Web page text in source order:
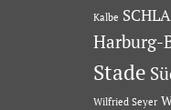
Kalbe
Harburg-
Stade
Wilfried Seyer